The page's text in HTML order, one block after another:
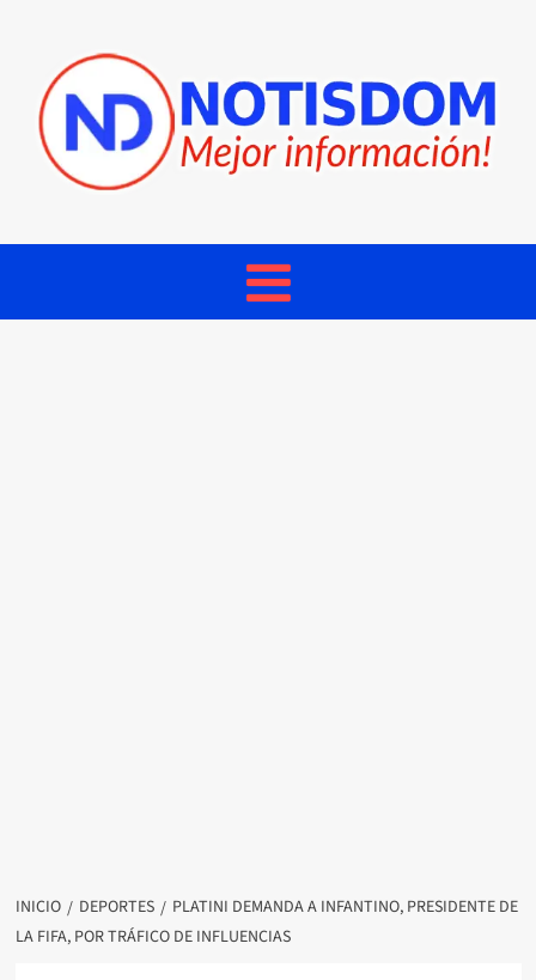
INICIO DEPORTES
PLATINI DEMANDA A INFANTINO, PRESIDENTE DE
LA FIFA, POR TRÁFICO DE INFLUENCIAS